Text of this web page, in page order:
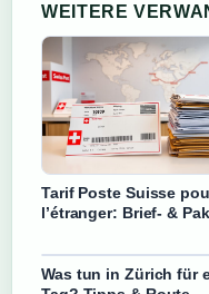
WEITERE
Tarif Poste Suisse
l’étranger: Brief- &
Was tun in Zürich für